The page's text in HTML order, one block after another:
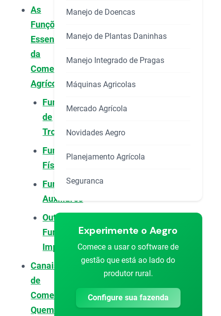
As
Funções
Essenciais
da
Comercialização
Agrícola
Funções
de
Troca
Funções
Físicas
Funções
Auxiliares
Outras
Funções
Importantes
Canais
de
Comercialização:
Quem
Manejo de Doencas
Manejo de Plantas Daninhas
Manejo Integrado de Pragas
Máquinas Agricolas
Mercado Agrícola
Novidades Aegro
Planejamento Agrícola
Seguranca
Experimente o Aegro
Comece a usar o software de
gestão que está ao lado do
produtor rural.
Configure sua fazenda